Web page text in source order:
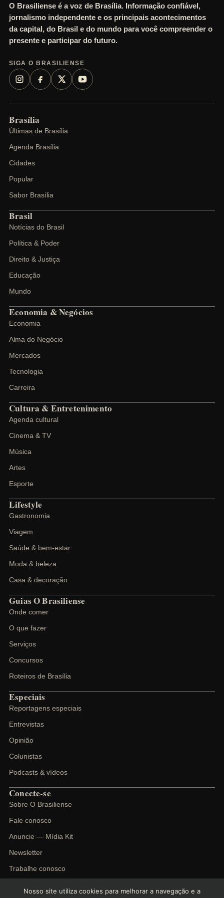
O Brasiliense é a voz de Brasília. Informação confiável,
jornalismo independente e os principais acontecimentos
da capital, do Brasil e do mundo para você compreender o
presente e participar do futuro.
SIGA O BRASILIENSE
Brasília
Últimas de Brasília
Agenda Brasília
Cidades
Popular
Sabor Brasília
Brasil
Notícias do Brasil
Política & Poder
Direito & Justiça
Educação
Mundo
Economia & Negócios
Economia
Alma do Negócio
Mercados
Tecnologia
Carreira
Cultura & Entretenimento
Agenda cultural
Cinema & TV
Música
Artes
Esporte
Lifestyle
Gastronomia
Viagem
Saúde & bem-estar
Moda & beleza
Casa & decoração
Guias O Brasiliense
Onde comer
O que fazer
Serviços
Concursos
Roteiros de Brasília
Especiais
Reportagens especiais
Entrevistas
Opinião
Colunistas
Podcasts & vídeos
Conecte-se
Sobre O Brasiliense
Fale conosco
Anuncie — Mídia Kit
Newsletter
Trabalhe conosco
Nosso site utiliza cookies para melhorar a navegação e a